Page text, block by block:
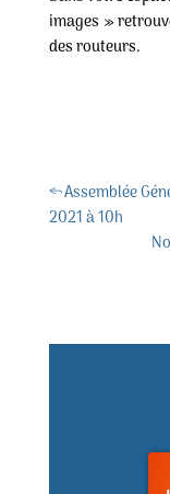
images »
des routeurs.
←Assemblée
2021 à 10h